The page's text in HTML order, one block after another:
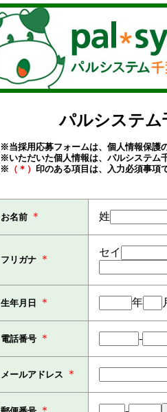
パルシステ
※当採用応募フォームは、個人情報保護
※いただいた個人情報は、パルシステム
※ （＊） 印のある項目は、入力必須事項
お名前 ＊ 姓
フリガナ ＊
セイ
生年月日 ＊ 年
電話番号 ＊ -
メールアドレス ＊